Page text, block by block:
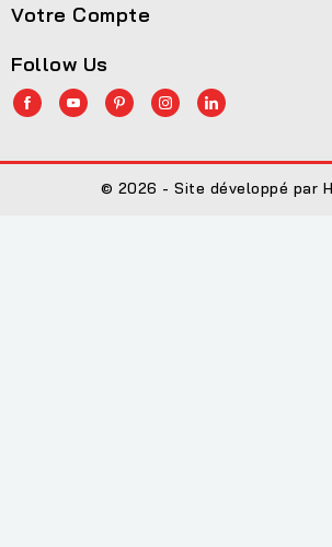
Votre Compte
Follow Us
© 2026 - Site développé par